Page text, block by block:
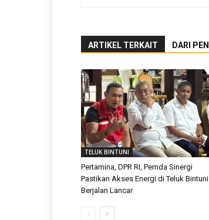
ARTIKEL TERKAIT DARI
TELUK BINTUNI
Pertamina, DPR RI, Pemda Sinergi
Pastikan Akses Energi di Teluk Bintuni
Berjalan Lancar